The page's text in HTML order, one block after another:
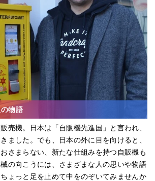
物語
売機。日本は「自販機先進国」と言われ、
ました。でも、日本の外に目を向けると、
さまらない、新たな仕組みを持つ自販機も
の向こうには、さまざまな人の思いや物語
ょっと足を止めて中をのぞいてみませんか